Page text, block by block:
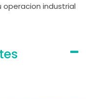
operacion industrial